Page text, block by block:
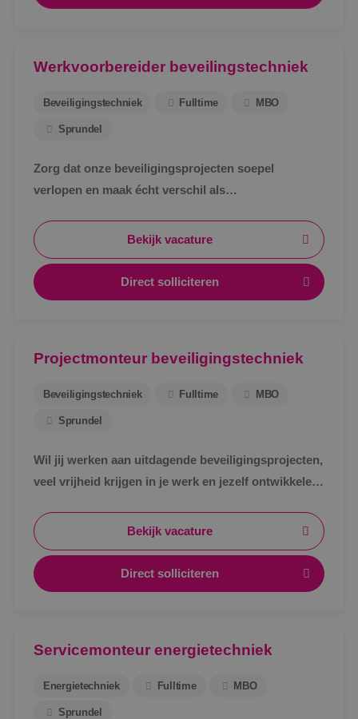
Werkvoorbereider beveilingstechniek
Beveiligingstechniek Fulltime MBO
Sprundel
Zorg dat onze beveiligingsprojecten soepel
verlopen en maak écht verschil als
Bekijk vacature
Direct solliciteren
Projectmonteur beveiligingstechniek
Beveiligingstechniek Fulltime MBO
Sprundel
Wil jij werken aan uitdagende beveiligingsprojecten,
veel vrijheid krijgen in je werk en jezelf ontwikkelen
Bekijk vacature
Direct solliciteren
Servicemonteur energietechniek
Energietechniek Fulltime MBO
Sprundel